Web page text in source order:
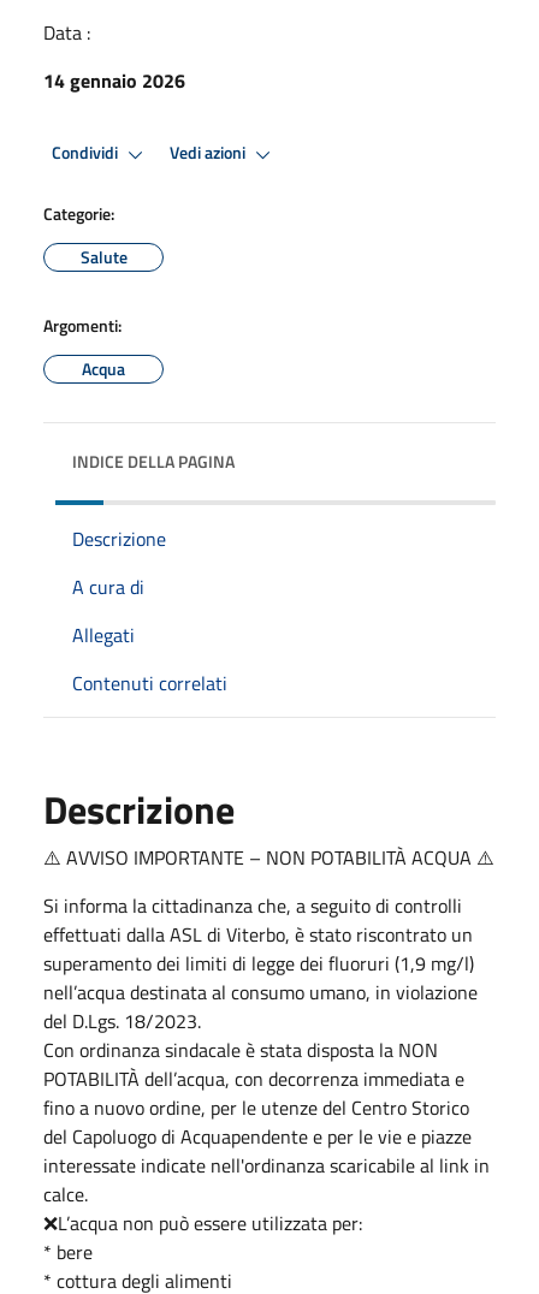
Data :
14 gennaio 2026
Condividi Vedi azioni
Categorie:
Salute
Argomenti:
Acqua
INDICE DELLA PAGINA
Descrizione
A cura di
Allegati
Contenuti correlati
Descrizione
⚠️ AVVISO IMPORTANTE – NON POTABILITÀ ACQUA ⚠️
Si informa la cittadinanza che, a seguito di controlli
effettuati dalla ASL di Viterbo, è stato riscontrato un
superamento dei limiti di legge dei fluoruri (1,9 mg/l)
nell’acqua destinata al consumo umano, in violazione
del D.Lgs. 18/2023.
Con ordinanza sindacale è stata disposta la NON
POTABILITÀ dell’acqua, con decorrenza immediata e
fino a nuovo ordine, per le utenze del Centro Storico
del Capoluogo di Acquapendente e per le vie e piazze
interessate indicate nell'ordinanza scaricabile al link in
calce.
❌L’acqua non può essere utilizzata per:
* bere
* cottura degli alimenti